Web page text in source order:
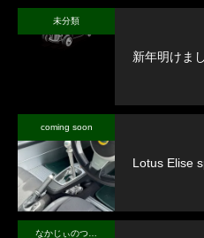
未分類
新年明けま
coming soon